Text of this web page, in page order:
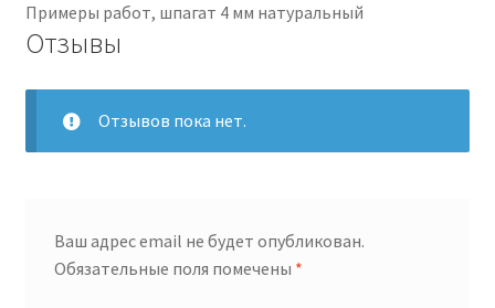
Примеры работ, шпагат 4 мм натуральный
Отзывы
Отзывов пока нет.
Ваш адрес email не будет опубликован.
Обязательные поля помечены *